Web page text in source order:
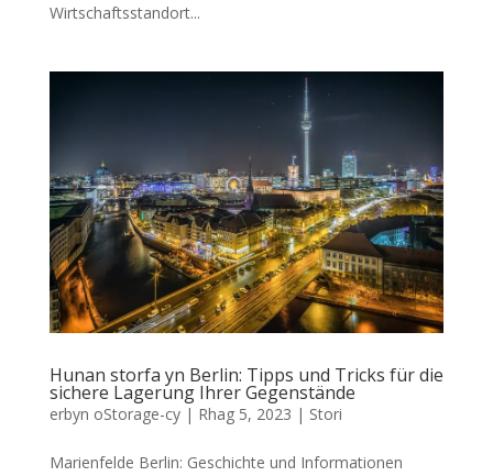
Wirtschaftsstandort...
Hunan storfa yn Berlin: Tipps und Tricks für die
sichere Lagerung Ihrer Gegenstände
erbyn oStorage-cy| Rhag 5, 2023 | Stori
Marienfelde Berlin: Geschichte und Informationen